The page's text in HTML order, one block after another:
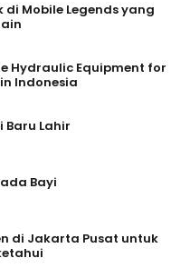
di Mobile Legends yang
Hydraulic Equipment for
Indonesia
Baru Lahir
Bayi
di Jakarta Pusat untuk